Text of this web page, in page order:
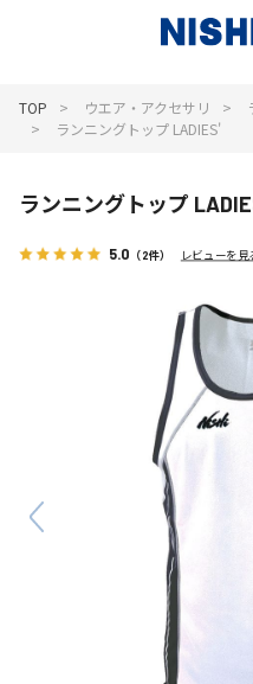
TOP ウエア・アクセサリ
ランニングトップ LADIES'
ランニングトップ
5.0 （2件） レビューを見